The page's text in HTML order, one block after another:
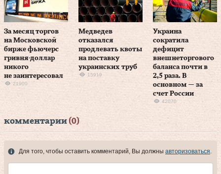
За месяц торгов
на Московской
бирже фьючерс
гривня-доллар
никого
не заинтересовал
21900
Медведев
отказался
продлевать квоты
на поставку
украинских труб
15919
Украина
сократила
дефицит
внешнеторгового
баланса почти в
2,5 раза. В
основном — за
счет России
42070
комментарии (0)
Для того, чтобы оставить комментарий, Вы должны авторизоваться.